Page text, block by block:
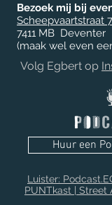
Bezoek mij bij
Scheepvaartstraat 7
7411 MB Deventer
(maak wel even
Volg Egbert op
Huur een
Luister:
PUNTkast | Street